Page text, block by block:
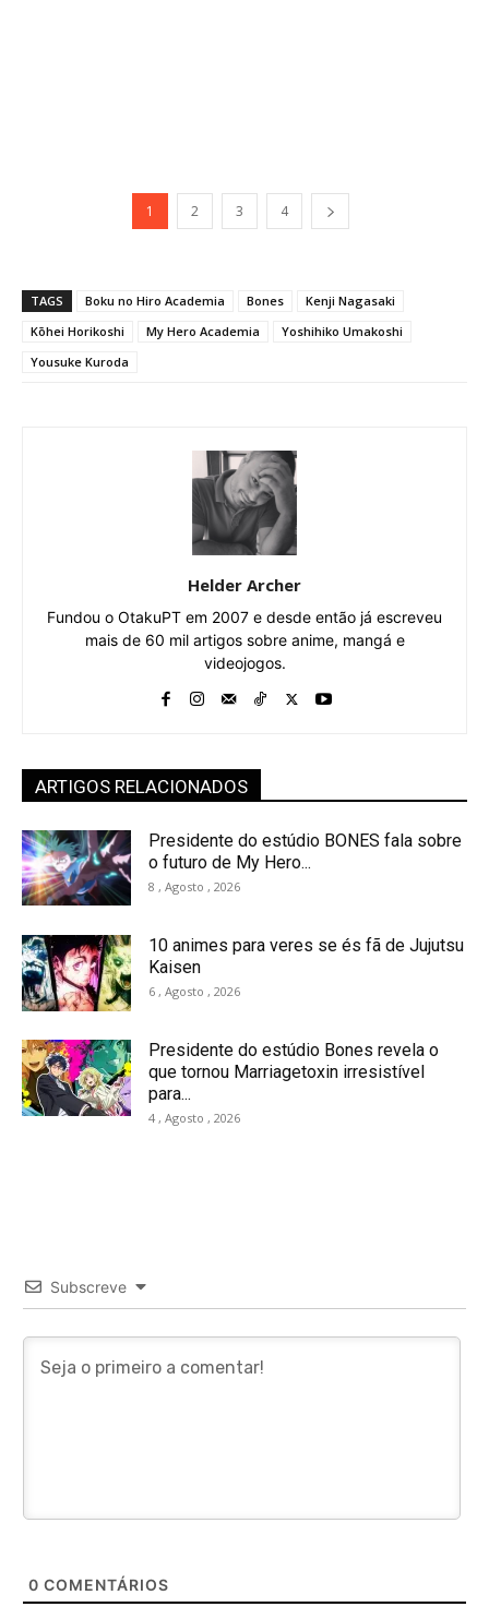
1 2 3 4
TAGS Boku no Hiro Academia Bones
Kenji Nagasaki
Kōhei Horikoshi
My Hero Academia
Yoshihiko Umakoshi
Yousuke Kuroda
Helder Archer
Fundou o OtakuPT em 2007 e desde então já escreveu
mais de 60 mil artigos sobre anime, mangá e
videojogos.
ARTIGOS RELACIONADOS
Presidente do estúdio BONES fala sobre
o futuro de My Hero...
8 , Agosto , 2026
10 animes para veres se és fã de Jujutsu
Kaisen
6 , Agosto , 2026
Presidente do estúdio Bones revela o
que tornou Marriagetoxin irresistível
para...
4 , Agosto , 2026
Subscreve
0 COMENTÁRIOS